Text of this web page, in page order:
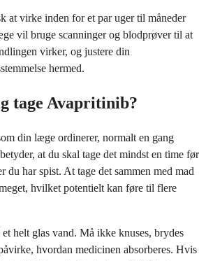
at virke inden for et par uger til måneder
vil bruge scanninger og blodprøver til at
virker, og justere din
hermed.
tage Avapritinib?
din læge ordinerer, normalt en gang
at du skal tage det mindst en time før
du har spist. At tage det sammen med mad
hvilket potentielt kan føre til flere
helt glas vand. Må ikke knuses, brydes
hvordan medicinen absorberes. Hvis